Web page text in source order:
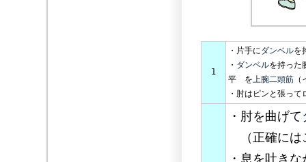
1
・片手にダンベルを
・ ダンベルを持った
平 を上腕二頭筋（
・肘はピンと張っ
・肘を曲げて
（正確には
・息を吐き